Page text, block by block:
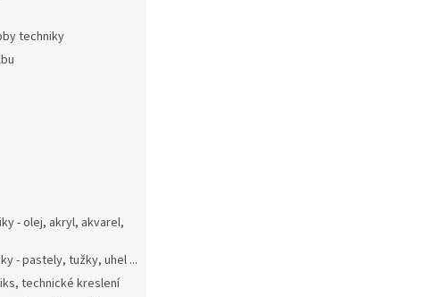
techniky
- olej, akryl, akvarel,
- pastely, tužky, uhel ...
technické kreslení